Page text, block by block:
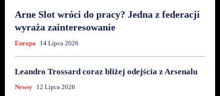
Arne Slot wróci do pracy? Jedna z federacji
wyraża zainteresowanie
Europa 14 Lipca 2026
Leandro Trossard coraz bliżej odejścia z Arsenalu
Newsy 12 Lipca 2026